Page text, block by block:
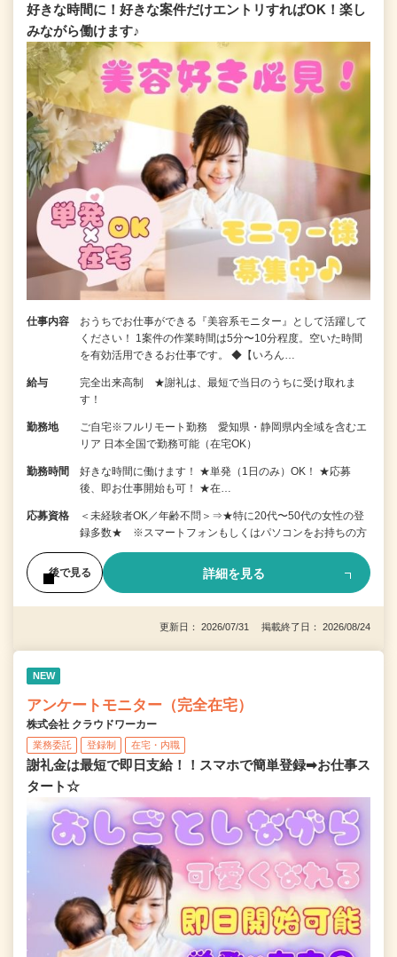
好きな時間に！好きな案件だけエントリすればOK！楽し
みながら働けます♪
仕事内容
おうちでお仕事ができる『美容系モニター』として活躍して
ください！ 1案件の作業時間は5分〜10分程度。空いた時間
を有効活用できるお仕事です。 ◆【いろん…
給与
完全出来高制 ★謝礼は、最短で当日のうちに受け取れま
す！
勤務地
ご自宅※フルリモート勤務 愛知県・静岡県内全域を含むエ
リア 日本全国で勤務可能（在宅OK）
勤務時間
好きな時間に働けます！ ★単発（1日のみ）OK！ ★応募
後、即お仕事開始も可！ ★在…
応募資格
＜未経験者OK／年齢不問＞⇒★特に20代〜50代の女性の登
録多数★ ※スマートフォンもしくはパソコンをお持ちの方
後で見る 詳細を見る
更新日： 2026/07/31 掲載終了日： 2026/08/24
NEW
アンケートモニター（完全在宅）
株式会社 クラウドワーカー
業務委託 登録制 在宅・内職
謝礼金は最短で即日支給！！スマホで簡単登録➡お仕事ス
タート☆